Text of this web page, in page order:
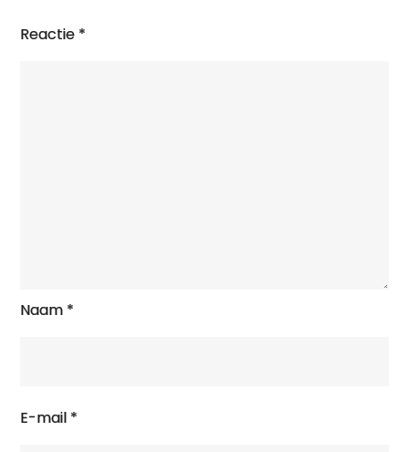
Reactie *
Naam *
E-mail *